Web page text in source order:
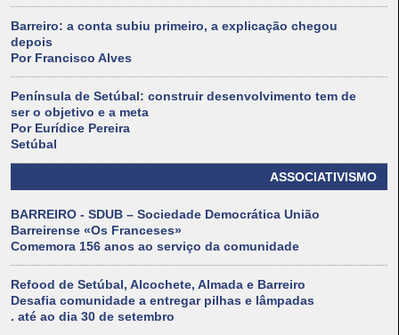
Barreiro: a conta subiu primeiro, a explicação chegou
depois
Por Francisco Alves
Península de Setúbal: construir desenvolvimento tem de
ser o objetivo e a meta
Por Eurídice Pereira
Setúbal
ASSOCIATIVISMO
BARREIRO - SDUB – Sociedade Democrática União
Barreirense «Os Franceses»
Comemora 156 anos ao serviço da comunidade
Refood de Setúbal, Alcochete, Almada e Barreiro
Desafia comunidade a entregar pilhas e lâmpadas
. até ao dia 30 de setembro